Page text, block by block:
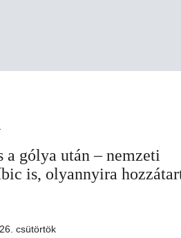
a gólya után – nemzeti
is, olyannyira
csütörtök